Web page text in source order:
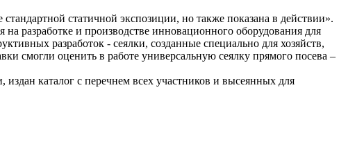
статичной экспозиции, но также показана в действии».
разработке и производстве инновационного оборудования для
разработок - сеялки, созданные специально для хозяйств,
смогли оценить в работе универсальную сеялку прямого посева –
каталог с перечнем всех участников и высеянных для